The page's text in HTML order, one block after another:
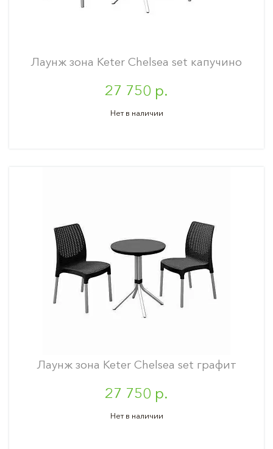
Лаунж зона Keter Chelsea set капучино
27 750 р.
Нет в наличии
Лаунж зона Keter Chelsea set графит
27 750 р.
Нет в наличии